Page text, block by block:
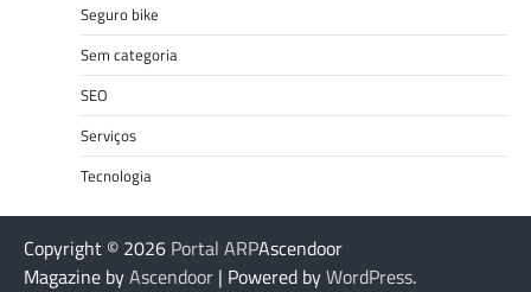
Seguro bike
Sem categoria
SEO
Serviços
Tecnologia
Copyright © 2026 Portal ARPAscendoor
Magazine byAscendoor | Powered byWordPress.